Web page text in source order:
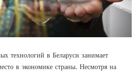
технологий в Беларуси занимает
в экономике страны. Несмотря на